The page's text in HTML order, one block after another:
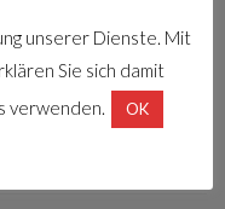
unserer Dienste. Mit
Sie sich damit
verwenden.
OK